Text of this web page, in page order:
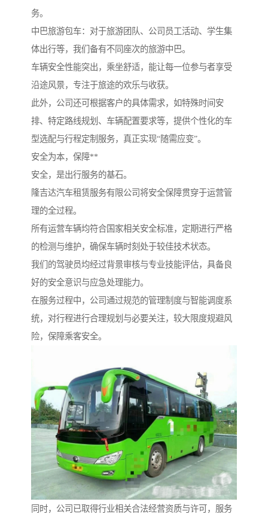
务。
中巴旅游包车：对于旅游团队、公司员工活动、学生集
体出行等，我们备有不同座次的旅游中巴。
车辆安全性能突出，乘坐舒适，能让每一位参与者享受
沿途风景，专注于旅途的欢乐与收获。
此外，公司还可根据客户的具体需求，如特殊时间安
排、特定路线规划、车辆配置要求等，提供个性化的车
型选配与行程定制服务，真正实现“随需应变”。
安全为本，保障**
安全，是出行服务的基石。
隆吉达汽车租赁服务有限公司将安全保障贯穿于运营管
理的全过程。
所有运营车辆均符合国家相关安全标准，定期进行严格
的检测与维护，确保车辆时刻处于较佳技术状态。
我们的驾驶员均经过背景审核与专业技能评估，具备良
好的安全意识与应急处理能力。
在服务过程中，公司通过规范的管理制度与智能调度系
统，对行程进行合理规划与必要关注，较大限度规避风
险，保障乘客安全。
同时，公司已取得行业相关合法经营资质与许可，服务